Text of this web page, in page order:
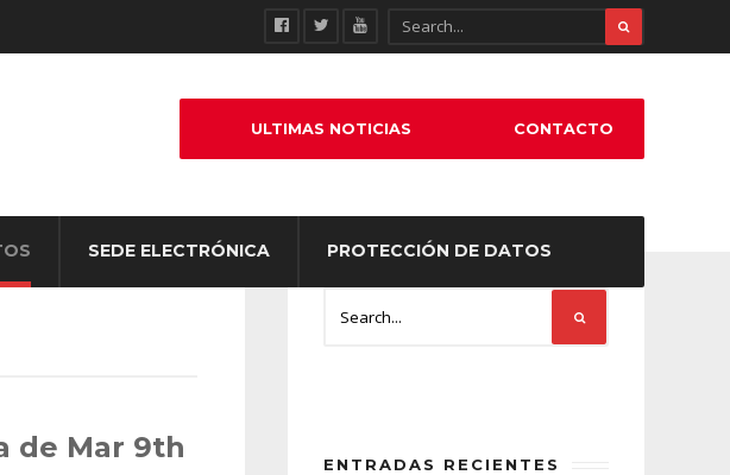
SEDE ELECTRÓNICA PROTECCIÓN DE DATOS
ULTIMAS NOTICIAS CONTACTO
de Mar 9th ENTRADAS RECIENTES